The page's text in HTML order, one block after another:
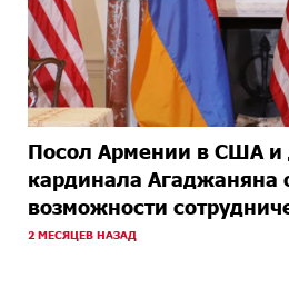
Посол Армении в США и
кардинала Агаджаняна
возможности
2 МЕСЯЦЕВ НАЗАД